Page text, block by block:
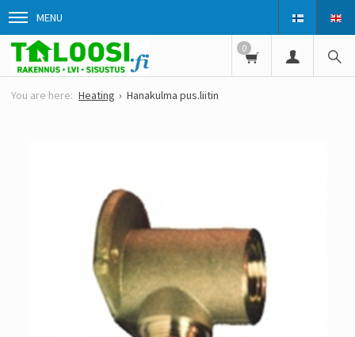
MENU
0
Heating Hanakulma pus.liitin